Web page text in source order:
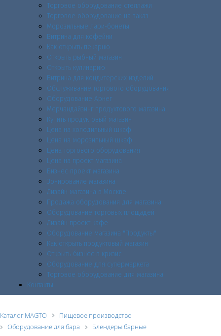
Торговое оборудование стеллажи
Торговое оборудование на заказ
Морозильные лари-бонеты
Витрина для кофейни
Как открыть пекарню
Открыть рыбный магазин
Открыть кулинарию
Витрина для кондитерских изделий
Обслуживание торгового оборудования
Оборудование Арнег
Мерчандайзинг продуктового магазина
Купить продуктовый магазин
Цена на холодильный шкаф
Цена на морозильный шкаф
Цена торгового оборудования
Цена на проект магазина
Бизнес проект магазина
Зонирование магазина
Дизайн магазина в Москве
Продажа оборудования для магазина
Оборудование торговых площадей
Дизайн проект кафе
Оборудование магазина "Продукты"
Как открыть продуктовый магазин
Открыть бизнес в кризис
Оборудование для супермаркета
Торговое оборудование для магазина
Контакты
Каталог MAGTO
Пищевое производство
Оборудование для бара
Блендеры барные